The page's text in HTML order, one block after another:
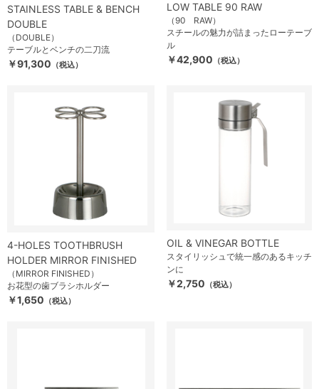
STAINLESS TABLE & BENCH
DOUBLE
（DOUBLE）
テーブルとベンチの二刀流
￥91,300 （税込）
LOW TABLE 90 RAW
（90 RAW）
スチールの魅力が詰まったローテーブ
ル
￥42,900 （税込）
4-HOLES TOOTHBRUSH
HOLDER MIRROR FINISHED
（MIRROR FINISHED）
お花型の歯ブラシホルダー
￥1,650 （税込）
OIL & VINEGAR BOTTLE
スタイリッシュで統一感のあるキッチ
ンに
￥2,750 （税込）